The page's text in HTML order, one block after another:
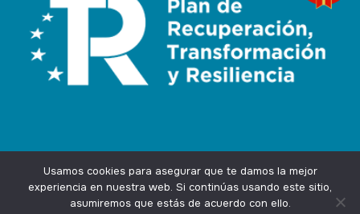
Design byAgencia Marketing OnlineIngenium.Marketing
Usamos cookies para asegurar que te damos la mejor
experiencia en nuestra web. Si continúas usando este sitio,
asumiremos que estás de acuerdo con ello.